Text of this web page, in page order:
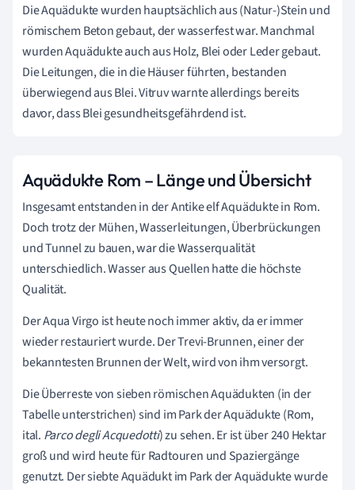
Die Aquädukte wurden hauptsächlich aus (Natur-)Stein und
römischem Beton gebaut, der wasserfest war. Manchmal
wurden Aquädukte auch aus Holz, Blei oder Leder gebaut.
Die Leitungen, die in die Häuser führten, bestanden
überwiegend aus Blei. Vitruv warnte allerdings bereits
davor, dass Blei gesundheitsgefährdend ist.
Aquädukte Rom – Länge und Übersicht
Insgesamt entstanden in der Antike elf Aquädukte in Rom.
Doch trotz der Mühen, Wasserleitungen, Überbrückungen
und Tunnel zu bauen, war die Wasserqualität
unterschiedlich. Wasser aus Quellen hatte die höchste
Qualität.
Der Aqua Virgo ist heute noch immer aktiv, da er immer
wieder restauriert wurde. Der Trevi-Brunnen, einer der
bekanntesten Brunnen der Welt, wird von ihm versorgt.
Die Überreste von sieben römischen Aquädukten (in der
Tabelle unterstrichen) sind im Park der Aquädukte (Rom,
ital. Parco degli Acquedotti) zu sehen. Er ist über 240 Hektar
groß und wird heute für Radtouren und Spaziergänge
genutzt. Der siebte Aquädukt im Park der Aquädukte wurde